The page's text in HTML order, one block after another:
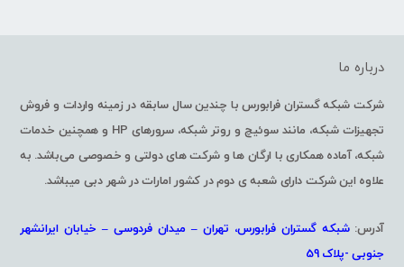
درباره ما
شرکت شبکه گستران فرابورس با چندین سال سابقه در زمینه واردات و فروش
تجهیزات شبکه، مانند سوئیچ و روتر شبکه، سرورهای HP و همچنین خدمات
شبکه، آماده همکاری با ارگان ها و شرکت های دولتی و خصوصی می‌باشد. به
علاوه این شرکت دارای شعبه ی دوم در کشور امارات در شهر دبی میباشد.
آدرس:شبکه گستران فرابورس، تهران – میدان فردوسی – خیابان ایرانشهر
جنوبی -پلاک 59